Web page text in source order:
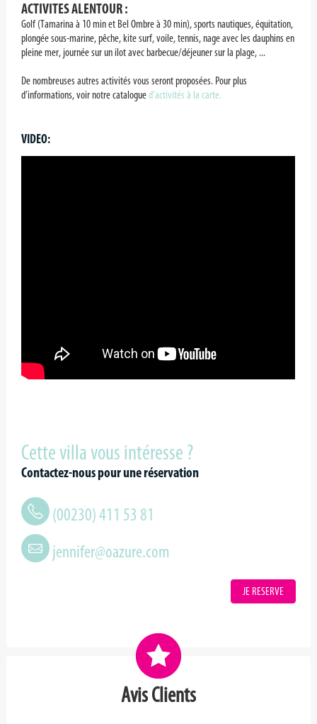
ACTIVITES ALENTOUR :
Golf (Tamarina à 10 min et Bel Ombre à 30 min), sports nautiques, équitation,
plongée sous-marine, pêche, kite surf, voile, tennis, nage avec les dauphins en
pleine mer, journée sur un ilot avec barbecue/déjeuner sur la plage, ...
De nombreuses autres activités vous seront proposées. Pour plus
d’informations, voir notre catalogued’activités à la carte.
VIDEO:
Cette villa vous intéresse ?
Contactez-nous pour une réservation
(00230) 411 53 81
jennifer@oazure.com
JE RESERVE
Avis Clients